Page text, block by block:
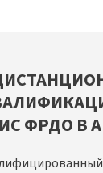
ФРДО В